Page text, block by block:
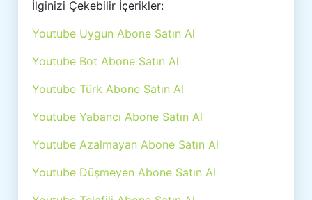
İlginizi Çekebilir İçerikler:
Youtube Uygun Abone Satın Al
Youtube Bot Abone Satın Al
Youtube Türk Abone Satın Al
Youtube Yabancı Abone Satın Al
Youtube Azalmayan Abone Satın Al
Youtube Düşmeyen Abone Satın Al